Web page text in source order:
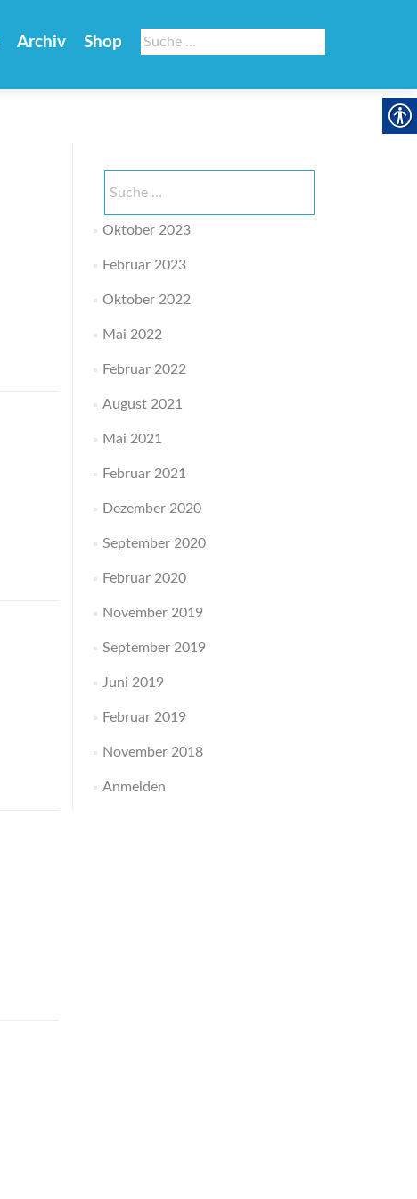
Suche
nach:
Archiv Shop
nach:
Oktober 2023
Februar 2023
Oktober 2022
Mai 2022
Februar 2022
August 2021
Mai 2021
Februar 2021
Dezember 2020
September 2020
Februar 2020
November 2019
September 2019
Juni 2019
Februar 2019
November 2018
Anmelden